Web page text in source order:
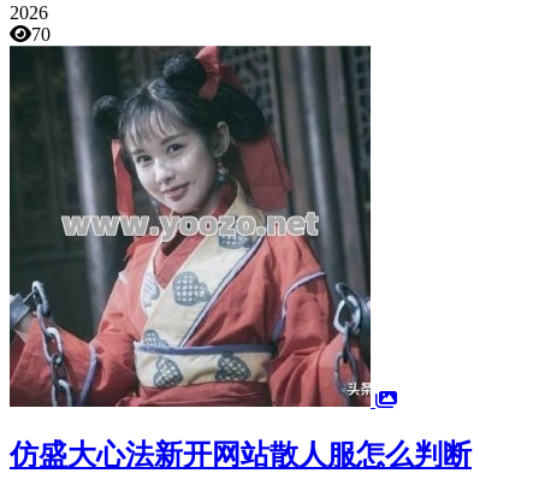
2026
70
仿盛大心法新开网站散人服怎么判断